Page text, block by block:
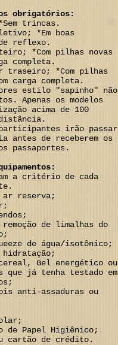
obrigatórios:
trincas.
*Em boas
reflexo.
*Com pilhas novas
completa.
traseiro; *Com pilhas
carga completa.
estilo "sapinho" não
Apenas os modelos
acima de 100
irão passar
antes de receberem os
passaportes.
a critério de cada
ar reserva;
de limalhas do
de água/isotônico;
hidratação;
Gel energético ou
que já tenha testado em
anti-assaduras ou
de Papel Higiênico;
cartão de crédito.